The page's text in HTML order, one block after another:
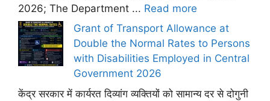
2026; The Department ... Read more
Grant of Transport Allowance at
Double the Normal Rates to Persons
with Disabilities Employed in Central
Government 2026
केंद्र सरकार में कार्यरत दिव्यांग व्यक्तियों को सामान्य दर से दोगुनी